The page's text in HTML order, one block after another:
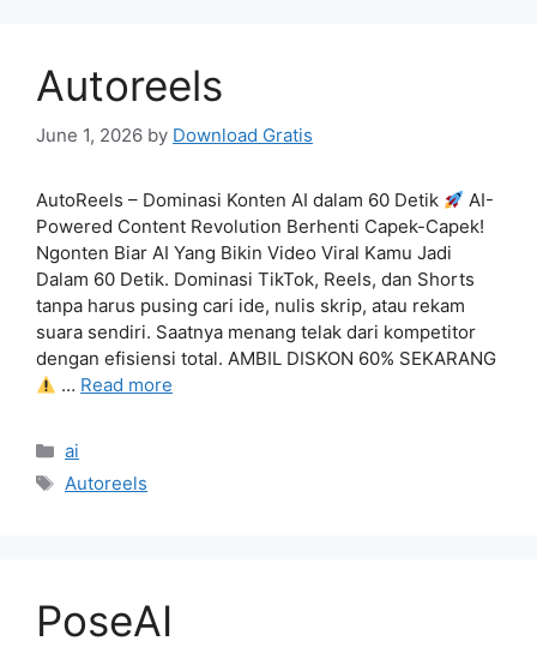
Autoreels
June 1, 2026 by Download Gratis
AutoReels – Dominasi Konten AI dalam 60 Detik
AI-
Powered Content Revolution Berhenti Capek-Capek!
Ngonten Biar AI Yang Bikin Video Viral Kamu Jadi
Dalam 60 Detik. Dominasi TikTok, Reels, dan Shorts
tanpa harus pusing cari ide, nulis skrip, atau rekam
suara sendiri. Saatnya menang telak dari kompetitor
dengan efisiensi total. AMBIL DISKON 60% SEKARANG
… Read more
Categories
ai
Tags
Autoreels
PoseAI